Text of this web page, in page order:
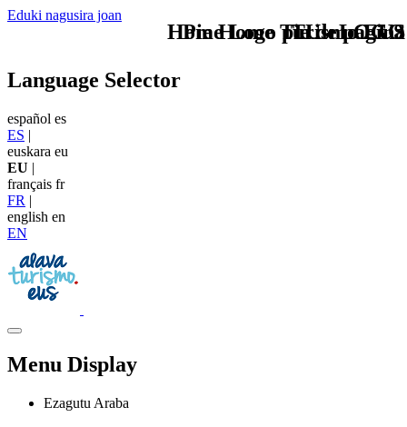
Eduki nagusira joan
TU - LOGO
Language Selector
español es
ES |
euskara eu
EU |
français fr
FR |
english en
EN
Menu Display
Ezagutu Araba
Home Logo pie de página
Pie Home Turismo EUS